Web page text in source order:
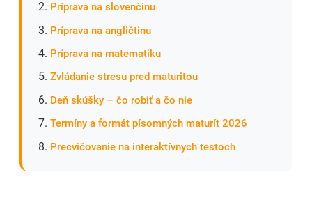
Príprava na slovenčinu
Príprava na angličtinu
Príprava na matematiku
Zvládanie stresu pred maturitou
Deň skúšky – čo robiť a čo nie
Termíny a formát písomných maturít 2026
Precvičovanie na interaktívnych testoch